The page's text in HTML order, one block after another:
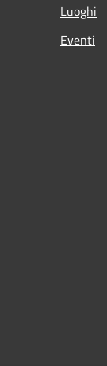
Luoghi
Eventi